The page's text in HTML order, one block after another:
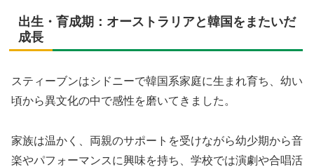
出生・育成期：オーストラリアと韓国をまたいだ
成長
スティーブンはシドニーで韓国系家庭に生まれ育ち、幼い
頃から異文化の中で感性を磨いてきました。
家族は温かく、両親のサポートを受けながら幼少期から音
楽やパフォーマンスに興味を持ち、学校では演劇や合唱活